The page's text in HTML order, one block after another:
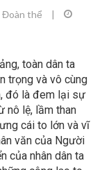
thể
|
toàn dân ta
trọng và vô cùng
đó là đem lại sự
nô lệ, lầm than
cái to lớn và vĩ
văn của Người
của nhân dân ta